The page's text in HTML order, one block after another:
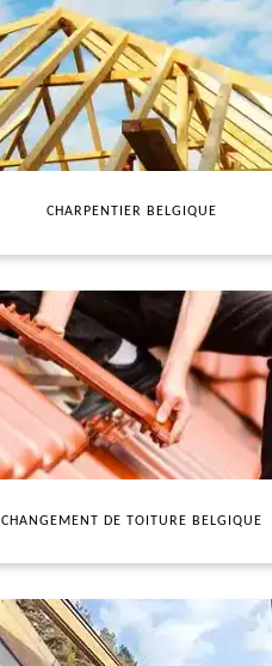
CHARPENTIER BELGIQUE
CHANGEMENT DE TOITURE BELGIQUE